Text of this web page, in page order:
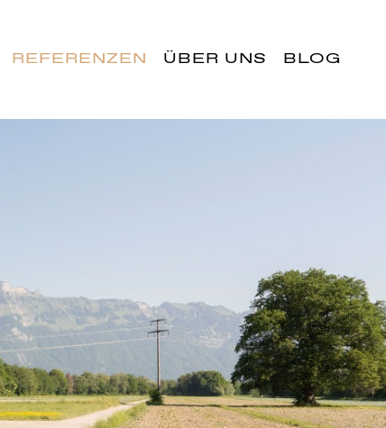
REFERENZEN ÜBER UNS BLOG